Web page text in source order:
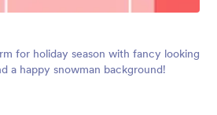
for holiday season with fancy looking
a happy snowman background!